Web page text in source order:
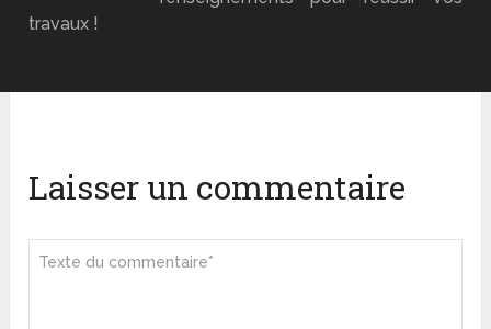
travaux !
Laisser un commentaire